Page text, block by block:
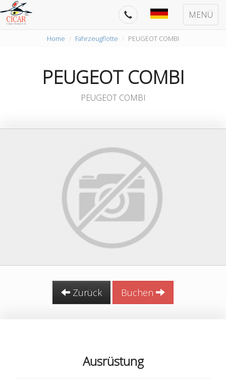
MENÜ
Home Fahrzeugflotte PEUGEOT COMBI
PEUGEOT COMBI
PEUGEOT COMBI
Zurück Buchen
Ausrüstung